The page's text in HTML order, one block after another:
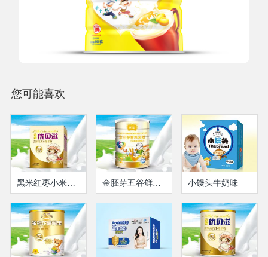
您可能喜欢
黑米红枣小米米粉(盒装） 金胚芽五谷鲜蔬益畅米粉 小馒头牛奶味